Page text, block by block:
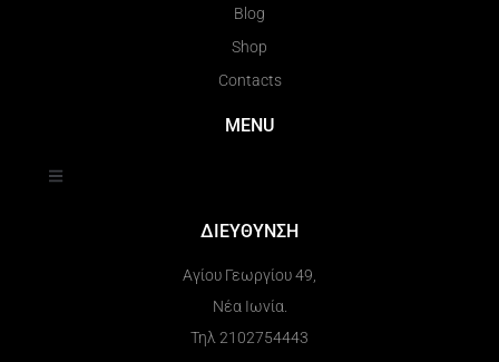
Blog
Shop
Contacts
MENU
ΔΙΕΥΘΥΝΣΗ
Αγίου Γεωργίου 49,
Νέα Ιωνία.
Τηλ 2102754443